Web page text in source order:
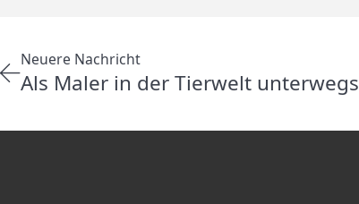
Als Maler in der Tierwelt unterwegs
Neuere Nachricht